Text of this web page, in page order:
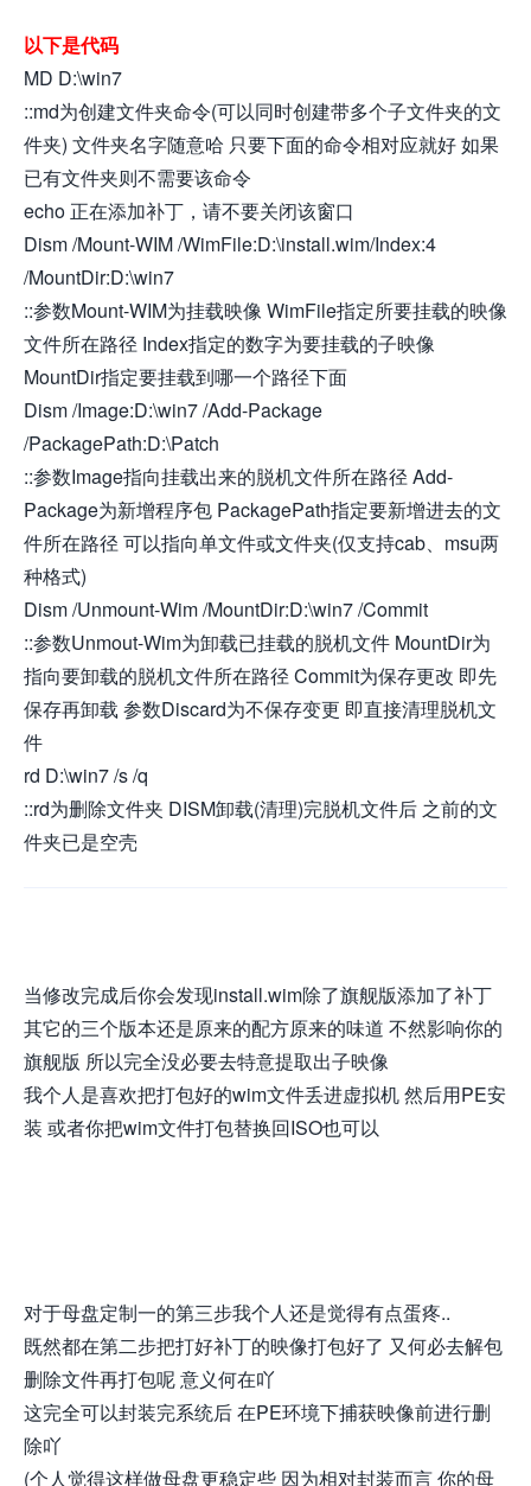
以下是代码
MD D:\win7
::md为创建文件夹命令(可以同时创建带多个子文件夹的文
件夹) 文件夹名字随意哈 只要下面的命令相对应就好 如果
已有文件夹则不需要该命令
echo 正在添加补丁，请不要关闭该窗口
Dism /Mount-WIM /WimFile:D:\install.wim/Index:4
/MountDir:D:\win7
::参数Mount-WIM为挂载映像 WimFile指定所要挂载的映像
文件所在路径 Index指定的数字为要挂载的子映像
MountDir指定要挂载到哪一个路径下面
Dism /Image:D:\win7 /Add-Package
/PackagePath:D:\Patch
::参数Image指向挂载出来的脱机文件所在路径 Add-
Package为新增程序包 PackagePath指定要新增进去的文
件所在路径 可以指向单文件或文件夹(仅支持cab、msu两
种格式)
Dism /Unmount-Wim /MountDir:D:\win7 /Commit
::参数Unmout-Wim为卸载已挂载的脱机文件 MountDir为
指向要卸载的脱机文件所在路径 Commit为保存更改 即先
保存再卸载 参数Discard为不保存变更 即直接清理脱机文
件
rd D:\win7 /s /q
::rd为删除文件夹 DISM卸载(清理)完脱机文件后 之前的文
件夹已是空壳
当修改完成后你会发现install.wim除了旗舰版添加了补丁
其它的三个版本还是原来的配方原来的味道 不然影响你的
旗舰版 所以完全没必要去特意提取出子映像
我个人是喜欢把打包好的wim文件丢进虚拟机 然后用PE安
装 或者你把wim文件打包替换回ISO也可以
对于母盘定制一的第三步我个人还是觉得有点蛋疼..
既然都在第二步把打好补丁的映像打包好了 又何必去解包
删除文件再打包呢 意义何在吖
这完全可以封装完系统后 在PE环境下捕获映像前进行删
除吖
(个人觉得这样做母盘更稳定些 因为相对封装而言 你的母